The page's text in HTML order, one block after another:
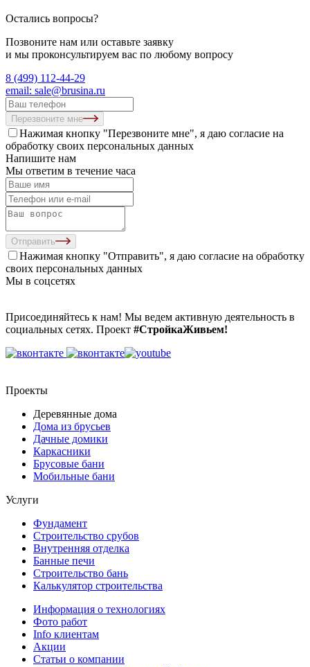
Остались вопросы?
Позвоните нам или оставьте заявку
и мы проконсультируем вас по любому вопросу
8 (499) 112-44-29
email: sale@brusina.ru
Перезвоните мне
Нажимая кнопку "Перезвоните мне", я даю согласие на
обработку своих персональных данных
Напишите нам
Мы ответим в течение часа
Отправить
Нажимая кнопку "Отправить", я даю согласие на обработку
своих персональных данных
Мы в соцсетях
Присоединяйтесь к нам! Мы ведем активную деятельность в
социальных сетях. Проект #СтройкаЖивьем!
Проекты
Деревянные дома
Дома из брусьев
Дачные домики
Каркасники
Брусовые бани
Мобильные бани
Услуги
Фундамент
Строительство срубов
Внутренняя отделка
Банные печи
Строительство бань
Калькулятор строительства
Информация о технологиях
Фото работ
Info клиентам
Акции
Статьи о компании